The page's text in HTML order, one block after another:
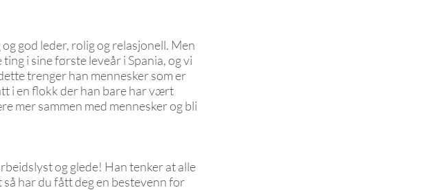
god leder, rolig og relasjonell. Men
i sine første leveår i Spania, og vi
trenger han mennesker som er
i en flokk der han bare har vært
mer sammen med mennesker og bli
og glede! Han tenker at alle
har du fått deg en bestevenn for